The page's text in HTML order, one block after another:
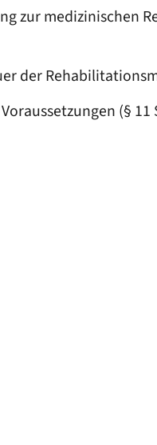
zur medizinischen
der
(§ 11